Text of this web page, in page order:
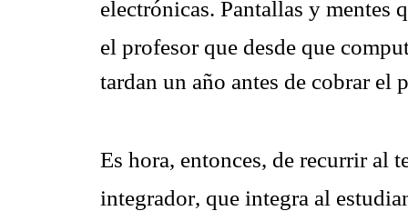
electrónicas. Pantallas y mentes
el profesor que desde que
tardan un año antes de cobrar el
Es hora, entonces, de recurrir al
integrador, que integra al